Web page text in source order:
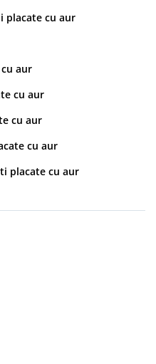
placate cu aur
aur
cu aur
cu aur
cu aur
placate cu aur